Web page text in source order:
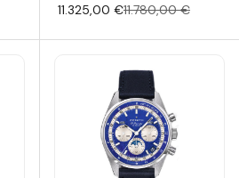
11.325,00 €11.780,00 €